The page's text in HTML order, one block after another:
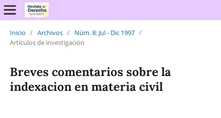
Inicio / Archivos / Núm. 8: Jul - Dic 1997 /
Artículos de investigación
Breves comentarios sobre la
indexacion en materia civil